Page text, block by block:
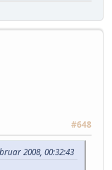
#648
2008, 00:32:43